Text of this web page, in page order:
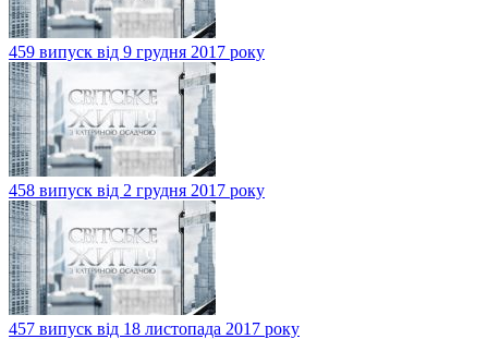
459 випуск від 9 грудня 2017 року
458 випуск від 2 грудня 2017 року
457 випуск від 18 листопада 2017 року